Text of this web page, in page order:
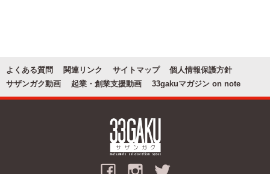
よくある質問 関連リンク サイトマップ
個人情報保護方針
サザンガク動画
起業・創業支援動画 33gakuマガジン on note